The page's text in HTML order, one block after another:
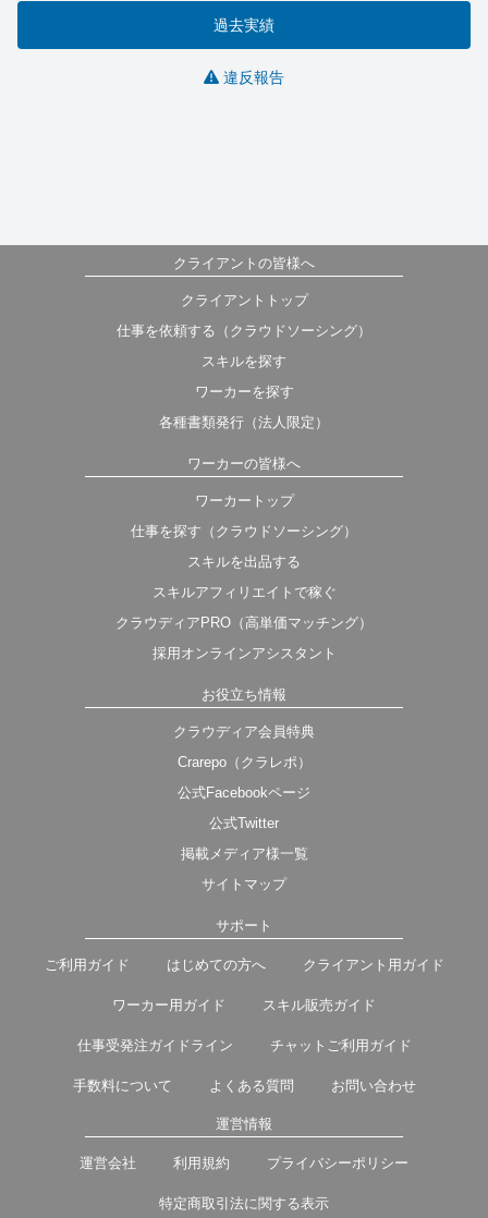
過去実績
違反報告
クライアントの皆様へ
クライアントトップ
仕事を依頼する（クラウドソーシング）
スキルを探す
ワーカーを探す
各種書類発行（法人限定）
ワーカーの皆様へ
ワーカートップ
仕事を探す（クラウドソーシング）
スキルを出品する
スキルアフィリエイトで稼ぐ
クラウディアPRO（高単価マッチング）
採用オンラインアシスタント
お役立ち情報
クラウディア会員特典
Crarepo（クラレポ）
公式Facebookページ
公式Twitter
掲載メディア様一覧
サイトマップ
サポート
ご利用ガイド はじめての方へ クライアント用ガイド
ワーカー用ガイド スキル販売ガイド
仕事受発注ガイドライン チャットご利用ガイド
手数料について よくある質問 お問い合わせ
運営情報
運営会社 利用規約 プライバシーポリシー
特定商取引法に関する表示